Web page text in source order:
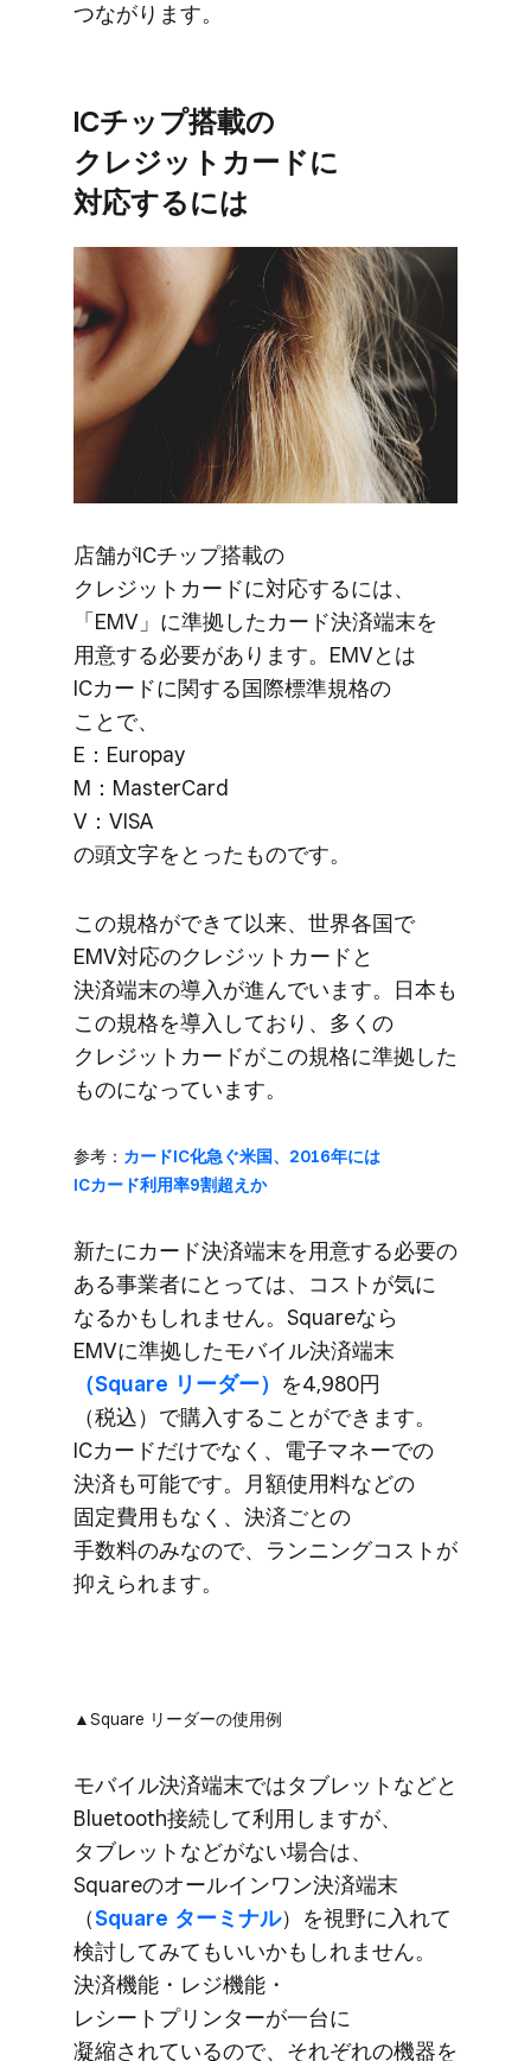
つながります。
ICチップ搭載の​
クレジットカードに​
対応するには
店舗が​ICチップ搭載の​
クレジットカードに​対応するには、​
「EMV」に​準拠した​カード決済端末を​
用意する​必要が​あります。​EMVとは​
ICカードに​関する​国際標準規格の​
ことで、​
E：Europay
M：MasterCard
V：VISA
の​頭文字を​とった​ものです。
この​規格が​できて​以来、​世界各国で​
EMV対応の​クレジットカードと​
決済端末の​導入が​進んでいます。​日本も​
この​規格を​導入しており、​多くの​
クレジットカードが​この​規格に​準拠した​
ものになっています。
参考： カードIC化急ぐ​米国、​2016年には​
ICカード利用率9割超えか
新たに​カード決済端末を​用意する​必要の​
ある​事業者に​とっては、​コストが​気に​
なるかもしれません。​Squareなら​
EMVに​準拠した​モバイル決済端末
（Square リーダー） を​4,980円​
（税込）で​購入する​ことができます。​
ICカードだけでなく、​電子マネーでの​
決済も​可能です。​月額使用料などの​
固定費用もなく、​決済ごとの​
手数料のみなので、​ランニングコストが​
抑えられます。
▲Square リーダーの​使用例
モバイル決済端末では​タブレットなどと​
Bluetooth接続して​利用しますが、​
タブレットなどが​ない​場合は、​
Squareの​オールインワン決済端末​
（Square ターミナル）を​視野に​入れて​
検討してみても​いいかもしれません。​
決済機能・​レジ機能・
レシートプリンターが​一台に​
凝縮されているので、​それぞれの​機器を​